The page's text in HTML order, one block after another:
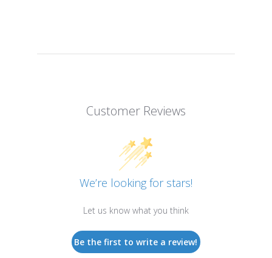
Customer Reviews
We’re looking for stars!
Let us know what you think
Be the first to write a review!